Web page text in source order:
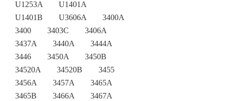
U1253A U1401A
U1401B U3606A 3400A
3400 3403C 3406A
3437A 3440A 3444A
3446 3450A 3450B
34520A 34520B 3455
3456A 3457A 3465A
3465B 3466A 3467A